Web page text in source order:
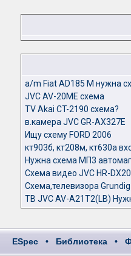
a/m Fiat AD185 M нужна
JVC AV-20ME схема
TV Akai CT-2190 схема?
в.камера JVC GR-AX327E
Ищу схему FORD 2006
кт903б, кт208м, кт630а
Нужна схема МП3
Схема видео JVC HR-
Схема,телевизора Grundig
ТВ JVC AV-A21T2(LB)
ESpec • Библиотека •